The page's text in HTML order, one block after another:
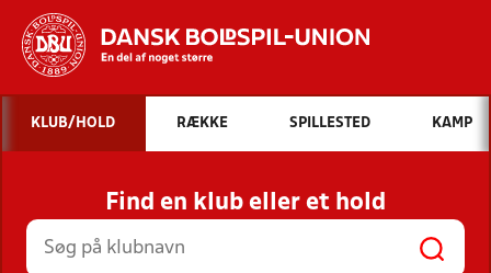
Hvad vil du søge efter?
INDHOLD OG NYHEDER
STILLINGER, RESULTATER, KLUBBER OG
HOLD
KLUB/HOLD RÆKKE SPILLESTED KAMP
Find en klub eller et hold